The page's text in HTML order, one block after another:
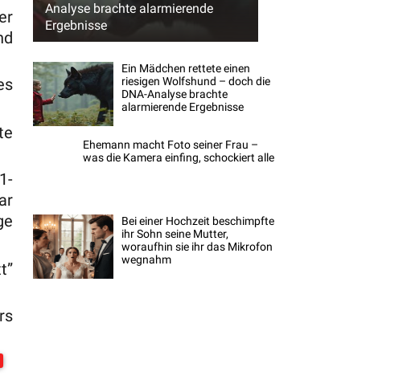
Analyse brachte alarmierende
Ergebnisse
Ein Mädchen rettete einen
riesigen Wolfshund – doch die
DNA-Analyse brachte
alarmierende Ergebnisse
Ehemann macht Foto seiner Frau –
was die Kamera einfing, schockiert alle
Bei einer Hochzeit beschimpfte
ihr Sohn seine Mutter,
woraufhin sie ihr das Mikrofon
wegnahm